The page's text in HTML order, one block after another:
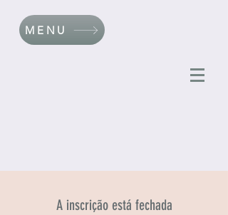
MENU
A inscrição está fechada